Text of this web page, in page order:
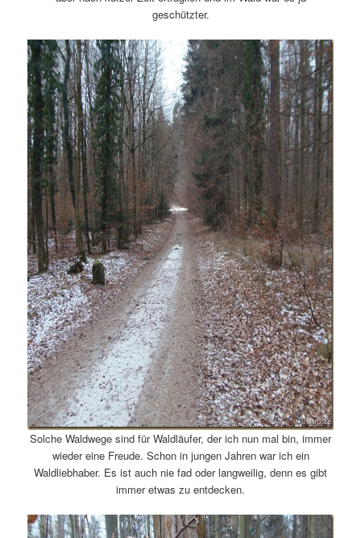
geschützter.
Solche Waldwege sind für Waldläufer, der ich nun mal bin, immer
wieder eine Freude. Schon in jungen Jahren war ich ein
Waldliebhaber. Es ist auch nie fad oder langweilig, denn es gibt
immer etwas zu entdecken.